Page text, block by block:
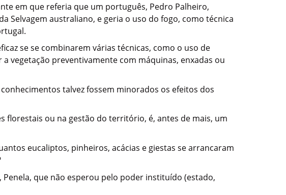
em que referia que um português, Pedro Palheiro,
Selvagem australiano, e geria o uso do fogo, como técnica
se se combinarem várias técnicas, como o uso de
vegetação preventivamente com máquinas, enxadas ou
talvez fossem minorados os efeitos dos
florestais ou na gestão do território, é, antes de mais, um
eucaliptos, pinheiros, acácias e giestas se arrancaram
que não esperou pelo poder instituído (estado,